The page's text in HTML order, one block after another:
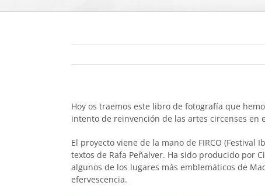
Hoy os traemos este libro de fotografía que
intento de reinvención de las artes circenses en
El proyecto viene de la mano de FIRCO
textos de Rafa Peñalver. Ha sido producido por
algunos de los lugares más emblemáticos de
efervescencia.